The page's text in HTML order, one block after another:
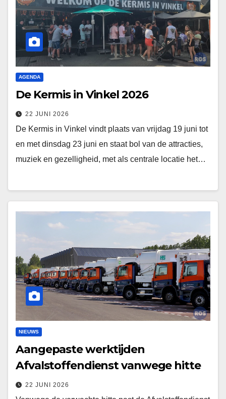
AGENDA
De Kermis in Vinkel 2026
22 JUNI 2026
De Kermis in Vinkel vindt plaats van vrijdag 19 juni tot
en met dinsdag 23 juni en staat bol van de attracties,
muziek en gezelligheid, met als centrale locatie het…
NIEUWS
Aangepaste werktijden
Afvalstoffendienst vanwege hitte
22 JUNI 2026